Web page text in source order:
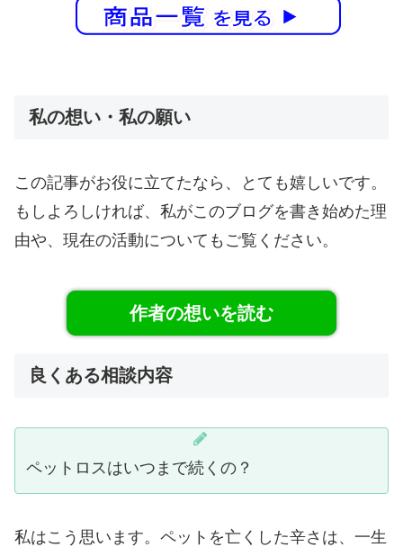
私の想い・私の願い
この記事がお役に立てたなら、とても嬉しいです。
もしよろしければ、私がこのブログを書き始めた理
由や、現在の活動についてもご覧ください。
作者の想いを読む
良くある相談内容
ペットロスはいつまで続くの？
私はこう思います。ペットを亡くした辛さは、一生